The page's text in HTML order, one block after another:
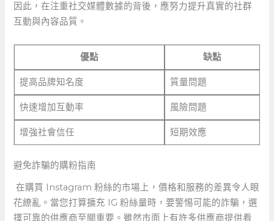
因此，在注重社交媒體數據的背後，應努力提升真實的社群
互動與內容品質。
優點 缺點
提高品牌知名度 質量問題
快速增加互動率 風險問題
增強社會信任 短期效應
避免詐騙的購粉指南
​ 在購買 Instagram ‍粉絲的市場上，價格和服務的差異令人眼
花繚亂。當您打算擴充 IG 粉絲量時，要警惕可能的詐騙，選
擇可靠的供應商至關重要。雖然市面上有許多供應商提供看